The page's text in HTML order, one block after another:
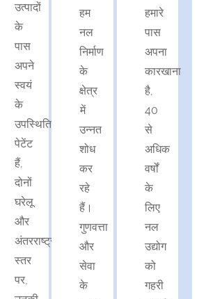
उत्पादों
के
पास
अपने
स्वयं
के
उपस्थिति
पेटेंट
हैं,
दोनों
घरेलू
और
अंतरराष्ट्रीय
स्तर
पर,
हम
नल
निर्माण
के
क्षेत्र
में
उन्नत
शोध
कर
रहे
हैं।
गुणवत्ता
और
सेवा
के
हमारे
पास
अपना
कारखाना
है,
40
से
अधिक
वर्षों
के
लिए
नल
उद्योग
को
गहरी